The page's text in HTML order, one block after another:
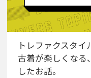
トレファクスタイ
古着が楽しくなる
したお話。